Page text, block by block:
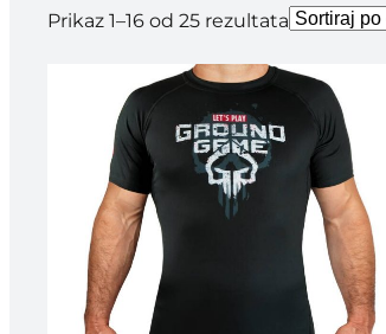
Prikaz 1–16 od 25 rezultata Sortirano
ceni:
više
nižoj